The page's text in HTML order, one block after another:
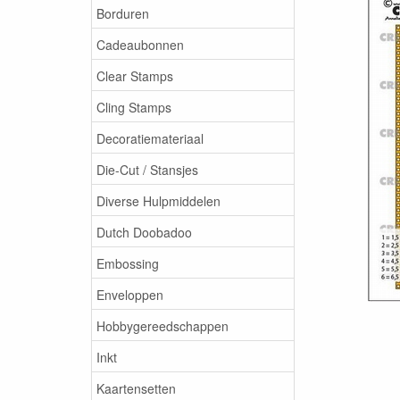
Borduren
Cadeaubonnen
Clear Stamps
Cling Stamps
Decoratiemateriaal
Die-Cut / Stansjes
Diverse Hulpmiddelen
Dutch Doobadoo
Embossing
Enveloppen
Hobbygereedschappen
Inkt
Kaartensetten